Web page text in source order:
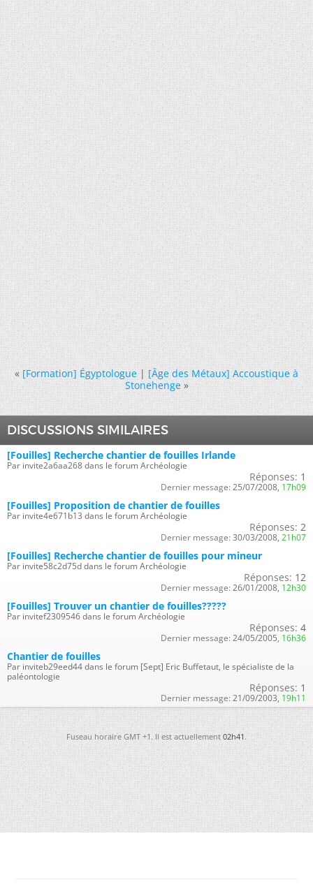
« [Formation] Égyptologue|[Âge des Métaux] Accoustique à
Stonehenge »
DISCUSSIONS SIMILAIRES
[Fouilles] Recherche chantier de fouilles Irlande
Par invite2a6aa268 dans le forum Archéologie
Réponses: 1
Dernier message: 25/07/2008, 17h09
[Fouilles] Proposition de chantier de fouilles
Par invite4e671b13 dans le forum Archéologie
Réponses: 2
Dernier message: 30/03/2008, 21h07
[Fouilles] Recherche chantier de fouilles pour mineur
Par invite58c2d75d dans le forum Archéologie
Réponses: 12
Dernier message: 26/01/2008, 12h30
[Fouilles] Trouver un chantier de fouilles?????
Par invitef2309546 dans le forum Archéologie
Réponses: 4
Dernier message: 24/05/2005, 16h36
Chantier de fouilles
Par inviteb29eed44 dans le forum [Sept] Eric Buffetaut, le spécialiste de la
paléontologie
Réponses: 1
Dernier message: 21/09/2003, 19h11
Fuseau horaire GMT +1. Il est actuellement02h41.